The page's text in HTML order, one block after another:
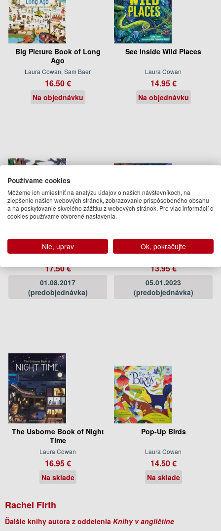
Big Picture Book of Long
Ago
Laura Cowan, Sam Baer
16.50 €
Na objednávku
See Inside Wild Places
Laura Cowan
14.95 €
Na objednávku
Laura Cowan
17.50 €
01.08.2017
(predobjednávka)
Earthquakes
Laura Cowan, Emily Bone
13.95 €
05.01.2023
(predobjednávka)
The Usborne Book of Night
Time
Laura Cowan
16.95 €
Na sklade
Pop-Up Birds
Laura Cowan
14.50 €
Na sklade
Rachel Firth
Ďalšie knihy autora z oddelenia Knihy v angličtine
Používame cookies
Môžeme ich umiestniť na analýzu údajov o našich návštevníkoch, na
zlepšenie našich webových stránok, zobrazovanie prispôsobeného obsahu
a na poskytovanie skvelého zážitku z webových stránok. Pre viac informácií o
cookies používame otvorené nastavenia.
Nie, uprav Ok, pokračujte